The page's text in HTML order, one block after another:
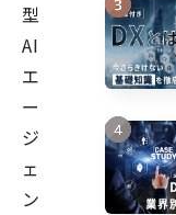
型
AI
エ
ー
ジ
ェ
ン